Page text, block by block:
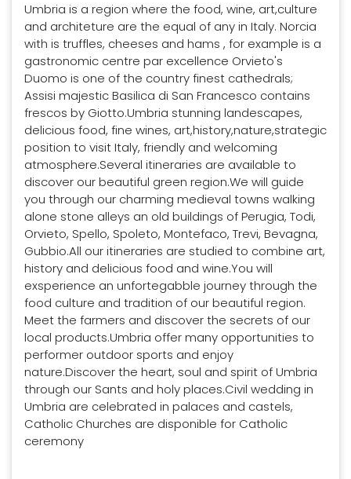
Umbria is a region where the food, wine, art,culture
and architeture are the equal of any in Italy. Norcia
with is truffles, cheeses and hams , for example is a
gastronomic centre par excellence Orvieto's
Duomo is one of the country finest cathedrals;
Assisi majestic Basilica di San Francesco contains
frescos by Giotto.Umbria stunning landescapes,
delicious food, fine wines, art,history,nature,strategic
position to visit Italy, friendly and welcoming
atmosphere.Several itineraries are available to
discover our beautiful green region.We will guide
you through our charming medieval towns walking
alone stone alleys an old buildings of Perugia, Todi,
Orvieto, Spello, Spoleto, Montefaco, Trevi, Bevagna,
Gubbio.All our itineraries are studied to combine art,
history and delicious food and wine.You will
exsperience an unfortegabble journey through the
food culture and tradition of our beautiful region.
Meet the farmers and discover the secrets of our
local products.Umbria offer many opportunities to
performer outdoor sports and enjoy
nature.Discover the heart, soul and spirit of Umbria
through our Sants and holy places.Civil wedding in
Umbria are celebrated in palaces and castels,
Catholic Churches are disponible for Catholic
ceremony